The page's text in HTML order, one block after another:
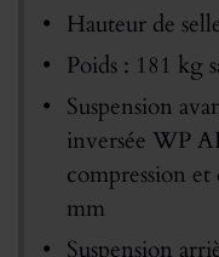
Hauteur de
Poids : 181 kg
Suspension
inversée WP
compression
mm
Suspension